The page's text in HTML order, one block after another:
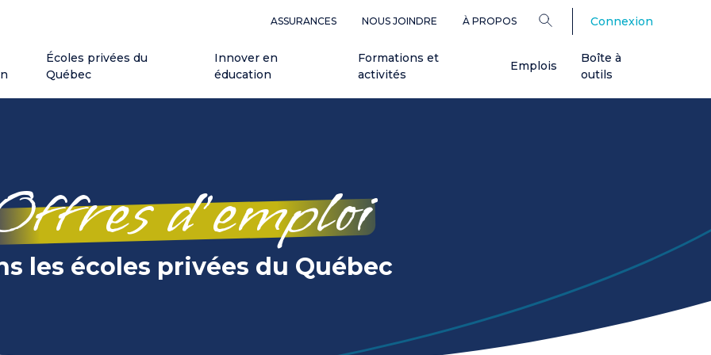
ASSURANCES NOUS JOINDRE À PROPOS Connexion
Écoles privées du
Québec
Innover en
éducation
Formations et
activités
Emplois
Boîte à
outils
d’emploi
les écoles privées du Québec